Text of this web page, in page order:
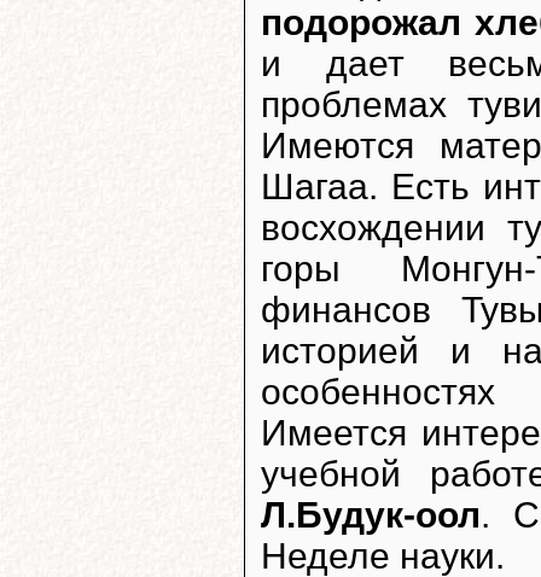
подорожал
и дает
проблемах
Имеются
Шагаа. Есть
восхождении
горы
финансов
историей и
Имеется
учебной
Л.Будук-оол.
Неделе науки.